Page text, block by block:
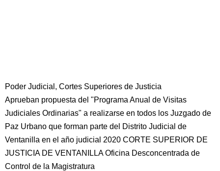
Poder Judicial, Cortes Superiores de Justicia
Aprueban propuesta del "Programa Anual de Visitas
Judiciales Ordinarias" a realizarse en todos los Juzgado de
Paz Urbano que forman parte del Distrito Judicial de
Ventanilla en el año judicial 2020 CORTE SUPERIOR DE
JUSTICIA DE VENTANILLA Oficina Desconcentrada de
Control de la Magistratura